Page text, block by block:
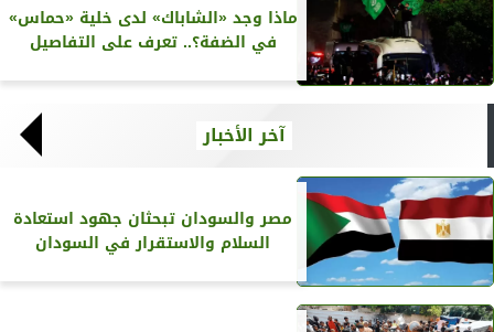
ماذا وجد «الشاباك» لدى خلية «حماس»
في الضفة؟.. تعرف على التفاصيل
آخر الأخبار
مصر والسودان تبحثان جهود استعادة
السلام والاستقرار في السودان